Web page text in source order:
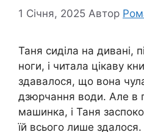
1 Січня, 2025 Автор
Таня сиділа на дивані,
ноги, і читала цікаву
здавалося, що вона
дзюрчання води. Але в
машинка, і Таня
їй всього лише здалося.